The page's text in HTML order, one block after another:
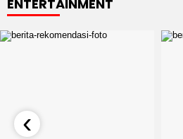
ENTERTAINMENT
‹